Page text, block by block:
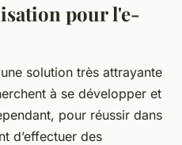
pour l'e-
solution très attrayante
à se développer et
pour réussir dans
d’effectuer des